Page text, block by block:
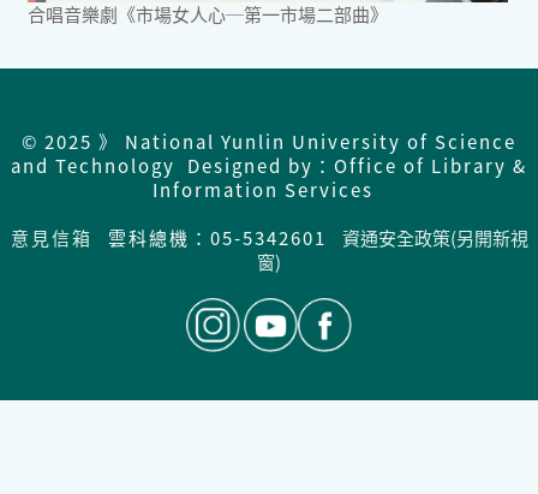
合唱音樂劇《市場女人心─第一市場二部曲》
© 2025 》 National Yunlin University of Science
and Technology Designed by：Office of Library &
Information Services
意見信箱
雲科總機：05-5342601
資通安全政策(另開新視
窗)